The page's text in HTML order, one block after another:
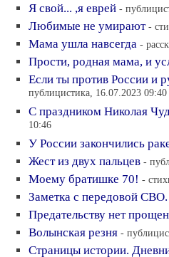
Я свой... ,я еврей -
Любимые не умирают -
Мама ушла навсегда -
Прости, родная мама, и
Если ты против России и
публицистика, 16.07.2023 09:40
С праздником Николая
10:46
У России закончились
Жест из двух пальцев -
Моему братишке 70! -
Заметка с передовой СВО.
Предательству нет
Волынская резня -
Страницы истории.